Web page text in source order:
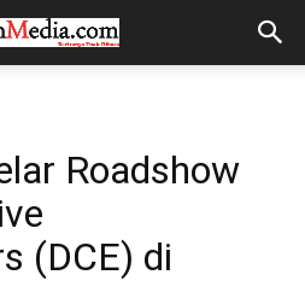
Roadshow
(DCE) di